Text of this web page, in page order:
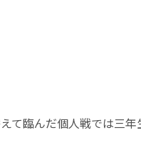
て臨んだ個人戦では三年